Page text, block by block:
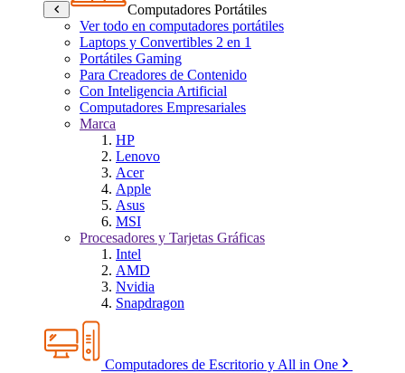
Computadores Portátiles
Ver todo en computadores portátiles
Laptops y Convertibles 2 en 1
Portátiles Gaming
Para Creadores de Contenido
Con Inteligencia Artificial
Computadores Empresariales
Marca
HP
Lenovo
Acer
Apple
Asus
MSI
Procesadores y Tarjetas Gráficas
Intel
AMD
Nvidia
Snapdragon
Computadores de Escritorio y All in One